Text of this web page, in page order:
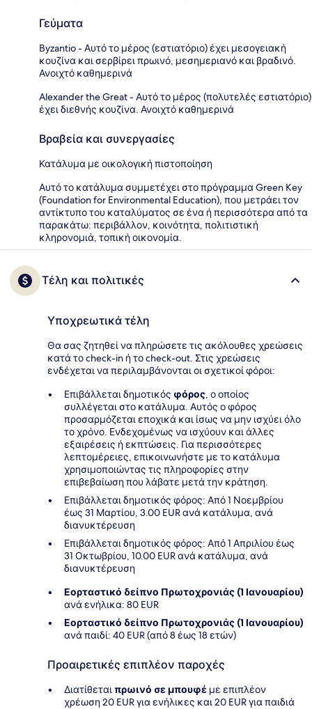
Γεύματα
Byzantio - Αυτό το μέρος (εστιατόριο) έχει μεσογειακή
κουζίνα και σερβίρει πρωινό, μεσημεριανό και βραδινό.
Ανοιχτό καθημερινά
Alexander the Great - Αυτό το μέρος (πολυτελές εστιατόριο)
έχει διεθνής κουζίνα. Ανοιχτό καθημερινά
Βραβεία και συνεργασίες
Κατάλυμα με οικολογική πιστοποίηση
Αυτό το κατάλυμα συμμετέχει στο πρόγραμμα Green Key
(Foundation for Environmental Education), που μετράει τον
αντίκτυπο του καταλύματος σε ένα ή περισσότερα από τα
παρακάτω: περιβάλλον, κοινότητα, πολιτιστική
κληρονομιά, τοπική οικονομία.
Τέλη και πολιτικές
Υποχρεωτικά τέλη
Θα σας ζητηθεί να πληρώσετε τις ακόλουθες χρεώσεις
κατά το check-in ή το check-out. Στις χρεώσεις
ενδέχεται να περιλαμβάνονται οι σχετικοί φόροι:
Επιβάλλεται δημοτικός φόρος, ο οποίος
συλλέγεται στο κατάλυμα. Αυτός ο φόρος
προσαρμόζεται εποχικά και ίσως να μην ισχύει όλο
το χρόνο. Ενδεχομένως να ισχύουν και άλλες
εξαιρέσεις ή εκπτώσεις. Για περισσότερες
λεπτομέρειες, επικοινωνήστε με το κατάλυμα
χρησιμοποιώντας τις πληροφορίες στην
επιβεβαίωση που λάβατε μετά την κράτηση.
Επιβάλλεται δημοτικός φόρος: Από 1 Νοεμβρίου
έως 31 Μαρτίου, 3.00 EUR ανά κατάλυμα, ανά
διανυκτέρευση
Επιβάλλεται δημοτικός φόρος: Από 1 Απριλίου έως
31 Οκτωβρίου, 10.00 EUR ανά κατάλυμα, ανά
διανυκτέρευση
Εορταστικό δείπνο Πρωτοχρονιάς (1 Ιανουαρίου)
ανά ενήλικα: 80 EUR
Εορταστικό δείπνο Πρωτοχρονιάς (1 Ιανουαρίου)
ανά παιδί: 40 EUR (από 8 έως 18 ετών)
Προαιρετικές επιπλέον παροχές
Διατίθεταιπρωινό σε μπουφέ με επιπλέον
χρέωση 20 EUR για ενήλικες και 20 EUR για παιδιά